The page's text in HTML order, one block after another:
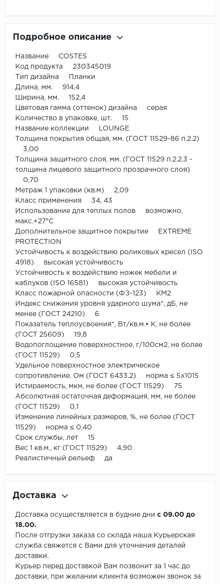
Подробное описание
Название COSTES
Код продукта 230345019
Тип дизайна Планки
Длина, мм. 914,4
Ширина, мм. 152,4
Цветовая гамма (оттенок) дизайна серая
Количество в упаковке, шт. 15
Название коллекции LOUNGE
Толщина покрытия общая, мм. (ГОСТ 11529-86 п.2.2)
3,00
Толщина защитного слоя, мм. (ГОСТ 11529 п.2.2.3 -
толщина лицевого защитного прозрачного слоя)
0,70
Метраж 1 упаковки (кв.м) 2,09
Класс применения 34, 43
Использование для теплых полов возможно,
макс.+27°С
Дополнительное защитное покрытие EXTREME
PROTECTION
Устойчивость к воздействию роликовых кресел (ISO
4918) высокая устойчивость
Устойчивость к воздействию ножек мебели и
каблуков (ISO 16581) высокая устойчивость
Класс пожарной опасности (ФЗ-123) КМ2
Индекс снижения уровня ударного шума*, дБ, не
менее (ГОСТ 24210) 6
Показатель теплоусвоения*, Вт/кв.м.• К, не более
(ГОСТ 25609) 19,8
Водопоглощение поверхностное, г/100см2, не более
(ГОСТ 11529) 0,5
Удельное поверхностное электрическое
сопротивление, Ом (ГОСТ 6433.2) норма ≤ 5x1015
Истираемость, мкм, не более (ГОСТ 11529) 75
Абсолютная остаточная деформация, мм, не более
(ГОСТ 11529) 0,1
Изменение линейных размеров, %, не более (ГОСТ
11529) норма ≤ 0,40
Срок службы, лет 15
Вес 1 кв.м., кг (ГОСТ 11529) 4,90
Реалистичный рельеф да
Доставка
Доставка осуществляется в будние дни с 09.00 до
18.00.
После отгрузки заказа со склада наша Курьерская
служба свяжется с Вами для уточнения деталей
доставки.
Курьер перед доставкой Вам позвонит за 1 час до
доставки, при желании клиента возможен звонок за